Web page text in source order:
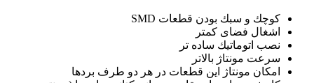
كوچك و سبك بودن قطعات SMD
اشغال فضای كمتر
نصب اتوماتیك ساده تر
سرعت مونتاژ بالاتر
امكان مونتاژ این قطعات در هر دو طرف بردها